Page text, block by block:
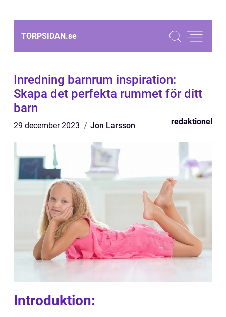
TORPSIDAN.se
Inredning barnrum inspiration:
Skapa det perfekta rummet för ditt
barn
29 december 2023 Jon Larsson redaktionel
Introduktion: